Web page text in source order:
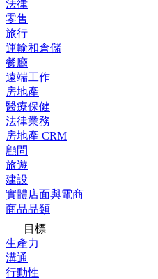
法律
零售
旅行
運輸和倉儲
餐廳
遠端工作
房地產
醫療保健
法律業務
房地產 CRM
顧問
旅遊
建設
實體店面與電商
商品品類
目標
生產力
溝通
行動性